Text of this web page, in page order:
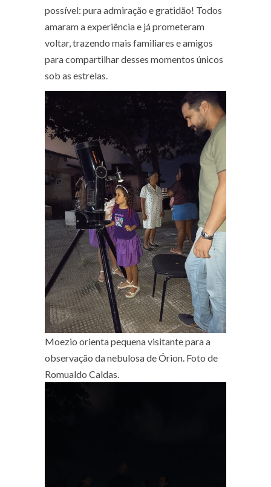
possível: pura admiração e gratidão! Todos
amaram a experiência e já prometeram
voltar, trazendo mais familiares e amigos
para compartilhar desses momentos únicos
sob as estrelas.
Moezio orienta pequena visitante para a
observação da nebulosa de Órion. Foto de
Romualdo Caldas.